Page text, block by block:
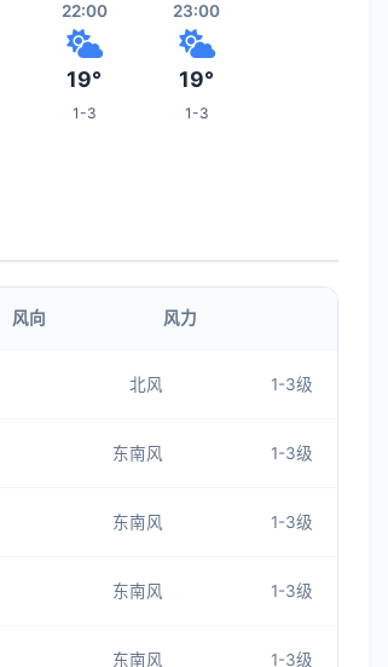
22:00
19°
1-3
23:00
19°
1-3
1-3 1-3
风向 风力
北风 1-3级
东南风 1-3级
东南风 1-3级
东南风 1-3级
东南风 1-3级